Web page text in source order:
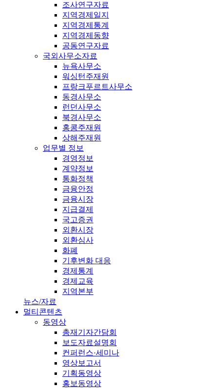
조사연구자료
지역경제일지
지역경제통계
지역경제동향
공동연구자료
국외사무소자료
뉴욕사무소
워싱턴주재원
프랑크푸르트사무소
동경사무소
런던사무소
북경사무소
홍콩주재원
상해주재원
업무별 정보
경영정보
계약정보
통화정책
금융안정
금융시장
지급결제
국고증권
외환시장
외환심사
화폐
기후변화 대응
경제통계
경제교육
지역본부
뉴스/자료
멀티콘텐츠
동영상
총재기자간담회
보도자료설명회
컨퍼런스·세미나
영상보고서
기획동영상
홍보동영상